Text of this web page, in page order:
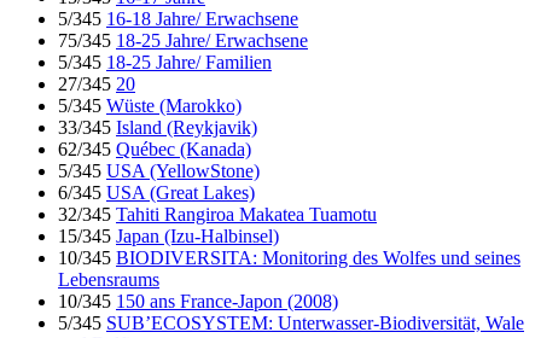
5/345 16-18 Jahre/ Erwachsene
75/345 18-25 Jahre/ Erwachsene
5/345 18-25 Jahre/ Familien
27/345 20
5/345 Wüste (Marokko)
33/345 Island (Reykjavik)
62/345 Québec (Kanada)
5/345 USA (YellowStone)
6/345 USA (Great Lakes)
32/345 Tahiti Rangiroa Makatea Tuamotu
15/345 Japan (Izu-Halbinsel)
10/345 BIODIVERSITA: Monitoring des Wolfes und seines
Lebensraums
10/345 150 ans France-Japon (2008)
5/345 SUB’ECOSYSTEM: Unterwasser-Biodiversität, Wale